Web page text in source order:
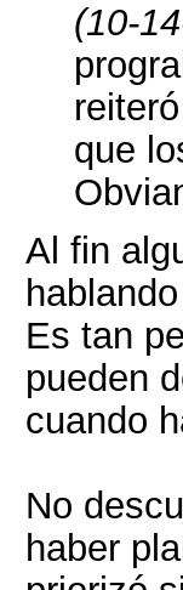
(10-
que
Al fin
Es tan
pueden
cuando
No
haber